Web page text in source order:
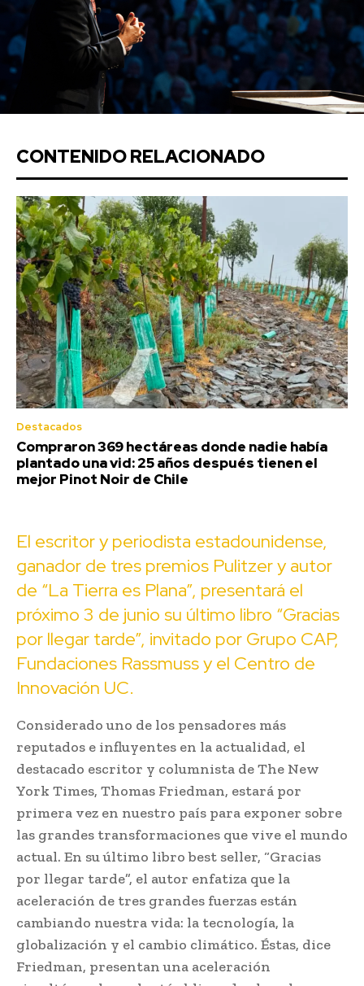
CONTENIDO RELACIONADO
Destacados
Compraron 369 hectáreas donde nadie había
plantado una vid: 25 años después tienen el
mejor Pinot Noir de Chile
El escritor y periodista estadounidense,
ganador de tres premios Pulitzer y autor
de “La Tierra es Plana”, presentará el
próximo 3 de junio su último libro “Gracias
por llegar tarde”, invitado por Grupo CAP,
Fundaciones Rassmuss y el Centro de
Innovación UC.
Considerado uno de los pensadores más
reputados e influyentes en la actualidad, el
destacado escritor y columnista de The New
York Times, Thomas Friedman, estará por
primera vez en nuestro país para exponer sobre
las grandes transformaciones que vive el mundo
actual. En su último libro best seller, “Gracias
por llegar tarde”, el autor enfatiza que la
aceleración de tres grandes fuerzas están
cambiando nuestra vida: la tecnología, la
globalización y el cambio climático. Éstas, dice
Friedman, presentan una aceleración